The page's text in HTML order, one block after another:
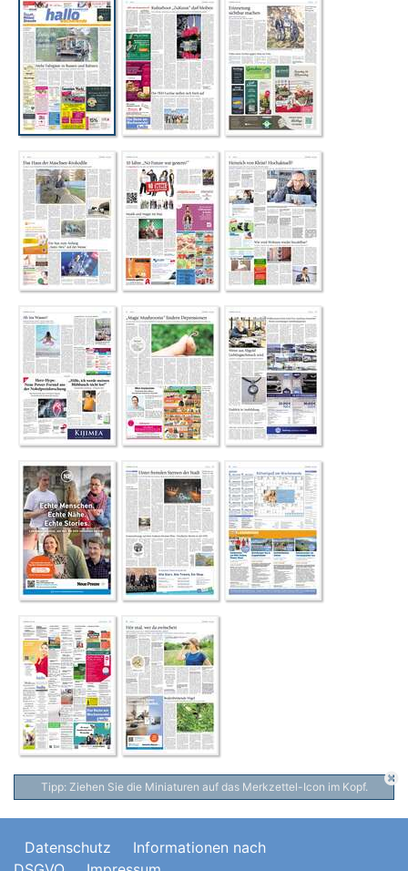
Tipp: Ziehen Sie die Miniaturen auf das Merkzettel-Icon im Kopf.
Datenschutz
Informationen nach